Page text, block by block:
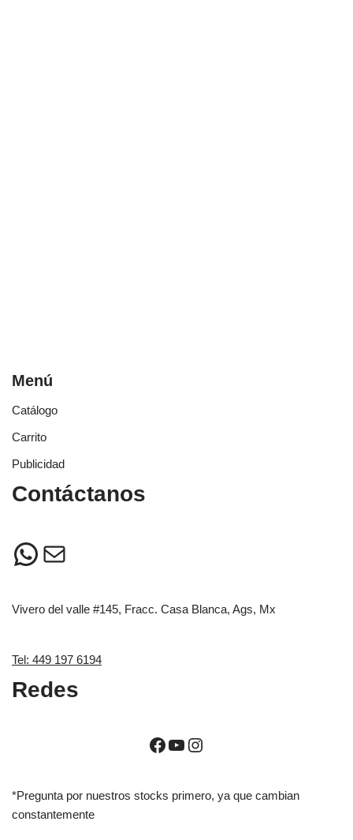
Menú
Catálogo
Carrito
Publicidad
Contáctanos
Vivero del valle #145, Fracc. Casa Blanca, Ags, Mx
Tel: 449 197 6194
Redes
*Pregunta por nuestros stocks primero, ya que cambian
constantemente